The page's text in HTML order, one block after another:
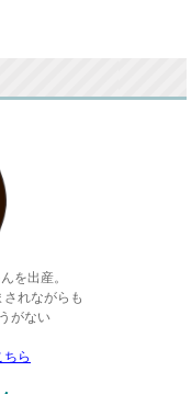
を出産。
れながらも
がない
ちら